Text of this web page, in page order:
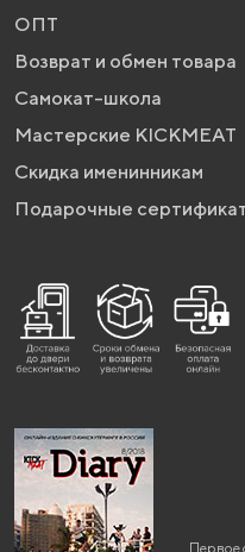
ОПТ
Возврат и обмен товара
Самокат-школа
Мастерские KICKMEAT
Скидка именинникам
Подарочные
Первое